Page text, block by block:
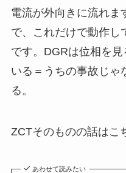
電流が外向きに流れま
で、これだけで動作し
です。DGRは位相を
いる＝うちの事故じゃ
る。
ZCTそのものの話はこ
あわせて読みたい